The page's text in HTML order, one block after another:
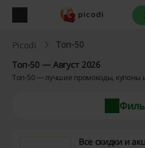
Picodi
Топ-50
Топ-50 — Август 2026
Топ-50 — лучшие промокоды, купоны
Все скидки и